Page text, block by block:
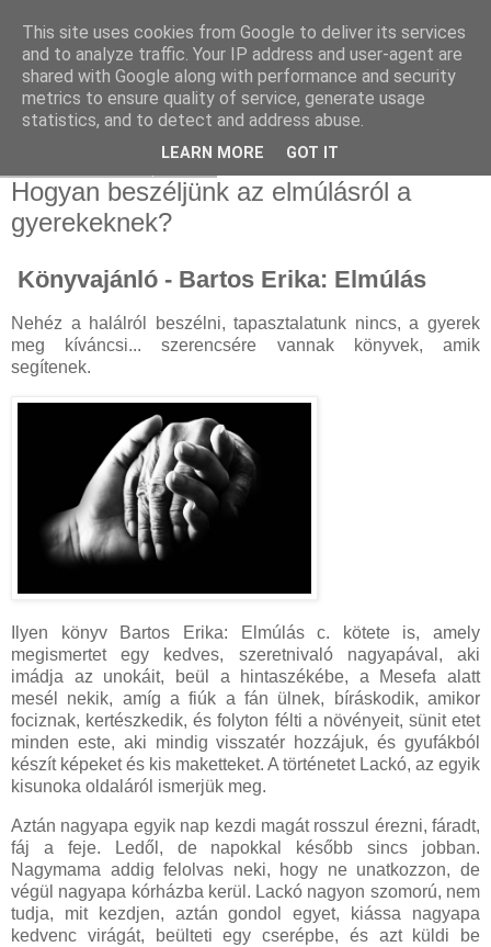
Hogyan beszéljünk az elmúlásról a
gyerekeknek?
Könyvajánló - Bartos Erika: Elmúlás
Nehéz a halálról beszélni, tapasztalatunk nincs, a gyerek
meg kíváncsi... szerencsére vannak könyvek, amik
segítenek.
Ilyen könyv Bartos Erika: Elmúlás c. kötete is, amely
megismertet egy kedves, szeretnivaló nagyapával, aki
imádja az unokáit, beül a hintaszékébe, a Mesefa alatt
mesél nekik, amíg a fiúk a fán ülnek, bíráskodik, amikor
fociznak, kertészkedik, és folyton félti a növényeit, sünit etet
minden este, aki mindig visszatér hozzájuk, és gyufákból
készít képeket és kis maketteket. A történetet Lackó, az egyik
kisunoka oldaláról ismerjük meg.
Aztán nagyapa egyik nap kezdi magát rosszul érezni, fáradt,
fáj a feje. Ledől, de napokkal később sincs jobban.
Nagymama addig felolvas neki, hogy ne unatkozzon, de
végül nagyapa kórházba kerül. Lackó nagyon szomorú, nem
tudja, mit kezdjen, aztán gondol egyet, kiássa nagyapa
kedvenc virágát, beülteti egy cserépbe, és azt küldi be
This site uses cookies from Google to deliver its services
and to analyze traffic. Your IP address and user-agent are
shared with Google along with performance and security
metrics to ensure quality of service, generate usage
statistics, and to detect and address abuse.
LEARN MORE GOT IT